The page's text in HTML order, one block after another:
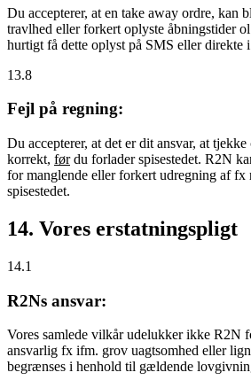
Du accepterer, at en take away ordre, kan
travlhed eller forkert oplyste åbningstider
hurtigt få dette oplyst på SMS eller direkte
13.8
Fejl på regning:
Du accepterer, at det er dit ansvar, at
korrekt, førdu forlader spisestedet. R2N
for manglende eller forkert udregning af fx
spisestedet.
14. Vores erstatningspligt
14.1
R2Ns ansvar:
Vores samlede vilkår udelukker ikke R2N
ansvarlig fx ifm. grov uagtsomhed eller
begrænses i henhold til gældende